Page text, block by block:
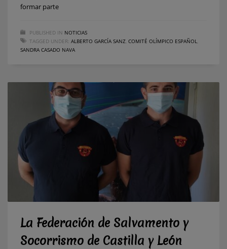
formar parte
PUBLISHED IN NOTICIAS
TAGGED UNDER: ALBERTO GARCÍA SANZ COMITÉ OLÍMPICO ESPAÑOL
SANDRA CASADO NAVA
La Federación de Salvamento y
Socorrismo de Castilla y León